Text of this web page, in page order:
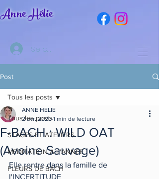
Anne Hélie
Se connecter
Post
Tous les posts
STAGES ET ATELIERS
MEDITATION A L'ANNEE
FLEURS DE BACH
Tous les posts
F-BACH : WILD OAT
(Avoine Sauvage)
ANNE HELIE
2 avr. 2020 1 min de lecture
Elle rentre dans la famille de
l'INCERTITUDE